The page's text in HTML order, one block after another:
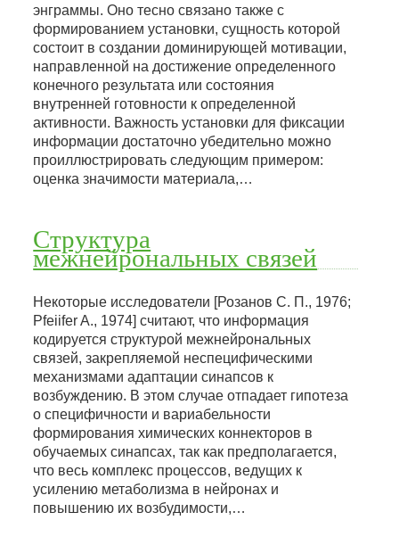
энграммы. Оно тесно связано также с
формированием установки, сущность которой
состоит в создании доминирующей мотивации,
направленной на достижение определенного
конечного результата или состояния
внутренней готовности к определенной
активности. Важность установки для фиксации
информации достаточно убедительно можно
проиллюстрировать следующим примером:
оценка значимости материала,…
Структура
межнейрональных связей
Некоторые исследователи [Розанов С. П., 1976;
Pfeiifer A., 1974] считают, что информация
кодируется структурой межнейрональных
связей, закрепляемой неспецифическими
механизмами адаптации синапсов к
возбуждению. В этом случае отпадает гипотеза
о специфичности и вариабельности
формирования химических коннекторов в
обучаемых синапсах, так как предполагается,
что весь комплекс процессов, ведущих к
усилению метаболизма в нейронах и
повышению их возбудимости,…